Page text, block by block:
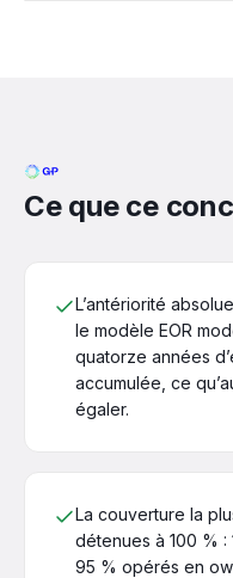
Ce que ce
L’antériorité
le modèle EOR
quatorze années
accumulée, ce
égaler.
La couverture la
détenues à 100 %
95 % opérés en